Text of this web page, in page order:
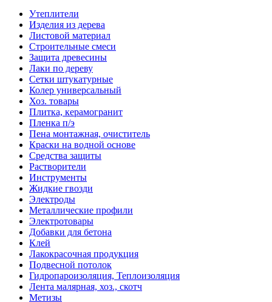
Утеплители
Изделия из дерева
Листовой материал
Строительные смеси
Защита древесины
Лаки по дереву
Сетки штукатурные
Колер универсальный
Хоз. товары
Плитка, керамогранит
Пленка п/э
Пена монтажная, очиститель
Краски на водной основе
Средства защиты
Растворители
Инструменты
Жидкие гвозди
Электроды
Металлические профили
Электротовары
Добавки для бетона
Клей
Лакокрасочная продукция
Подвесной потолок
Гидропароизоляция, Теплоизоляция
Лента малярная, хоз., скотч
Метизы